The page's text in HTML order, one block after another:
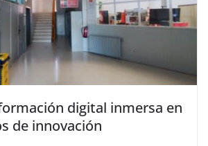
digital inmersa en
de innovación